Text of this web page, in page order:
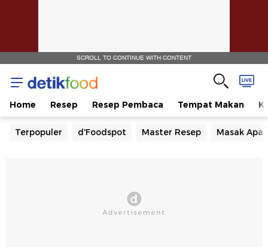
SCROLL TO CONTINUE WITH CONTENT
Home Resep Resep Pembaca Tempat Makan
Terpopuler d'Foodspot Master Resep Masak Apa